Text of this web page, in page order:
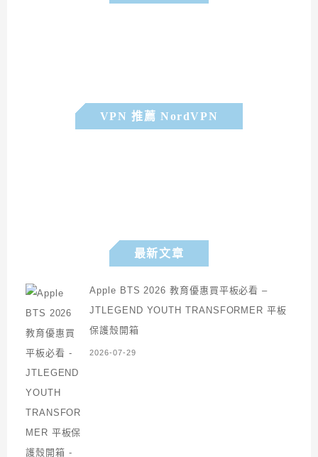
VPN 推薦 NordVPN
最新文章
Apple BTS 2026 教育優惠買平板必看 –
JTLEGEND YOUTH TRANSFORMER 平板
保護殼開箱
2026-07-29